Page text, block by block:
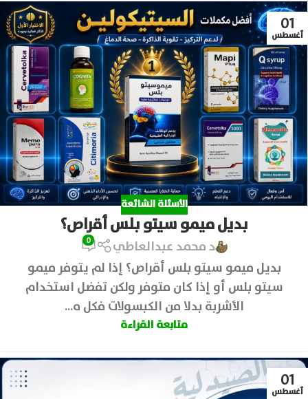
01
أغسطس
الأسئلة الشائعة
بديل ميمو سيتو بلس أقراص؟
د محمد عبدالعاطي 0
بديل ميمو سيتو بلس أقراص؟ إذا لم يتوفر ميمو
سيتو بلس أو إذا كان متوفر ولكن تفضل استخدام
الأشربة بدلا من الكبسولات فكل ه...
متابعة القراءة
01
أغسطس